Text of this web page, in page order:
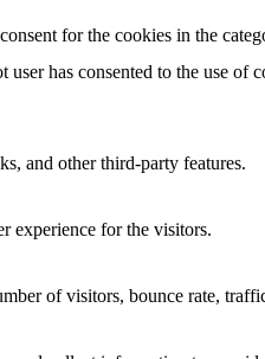
for the cookies in the
has consented to the use of
and other third-party features.
experience for the visitors.
of visitors, bounce rate,